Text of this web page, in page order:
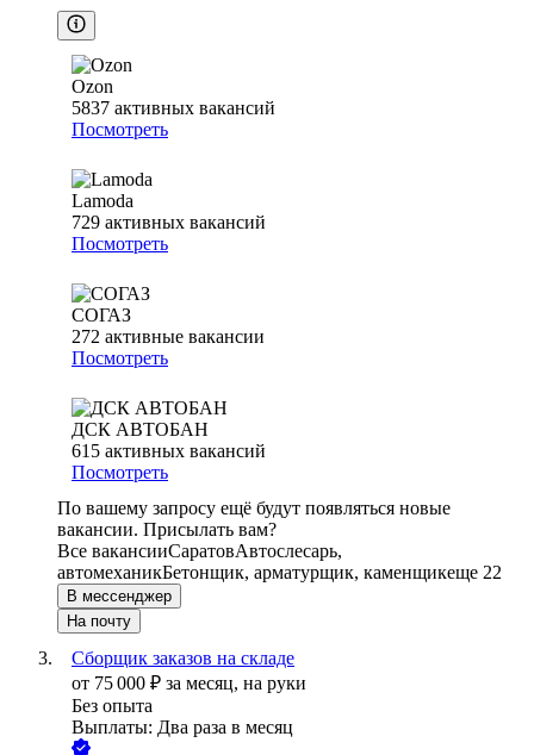
Ozon
5837 активных вакансий
Посмотреть
Lamoda
729 активных вакансий
Посмотреть
СОГАЗ
272 активные вакансии
Посмотреть
ДСК АВТОБАН
615 активных вакансий
Посмотреть
По вашему запросу ещё будут появляться новые
вакансии. Присылать вам?
Все вакансииСаратовАвтослесарь,
автомеханикБетонщик, арматурщик, каменщикеще 22
В мессенджер
На почту
Сборщик заказов на складе
от 75 000 ₽ за месяц, на руки
Без опыта
Выплаты: Два раза в месяц